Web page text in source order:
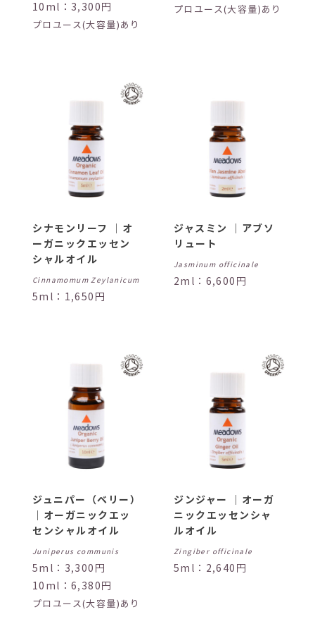
10ml：3,300円
プロユース(大容量)あり
プロユース(大容量)あり
シナモンリーフ ｜オ
ーガニックエッセン
シャルオイル
Cinnamomum Zeylanicum
5ml：1,650円
ジャスミン ｜アブソ
リュート
Jasminum officinale
2ml：6,600円
ジュニパー（ベリー）
｜オーガニックエッ
センシャルオイル
Juniperus communis
5ml：3,300円
10ml：6,380円
プロユース(大容量)あり
ジンジャー ｜オーガ
ニックエッセンシャ
ルオイル
Zingiber officinale
5ml：2,640円